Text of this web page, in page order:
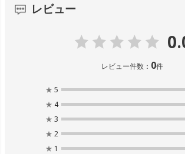
レビュー
レビュー件数： 0件
★ 5
★ 4
★ 3
★ 2
★ 1